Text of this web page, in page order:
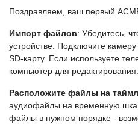
Поздравляем, ваш первый
Импорт файлов: Убедитесь,
устройстве. Подключите
SD-карту. Если используете
компьютер для редактирования.
Расположите файлы на
аудиофайлы на временную
файлы в нужном порядке -